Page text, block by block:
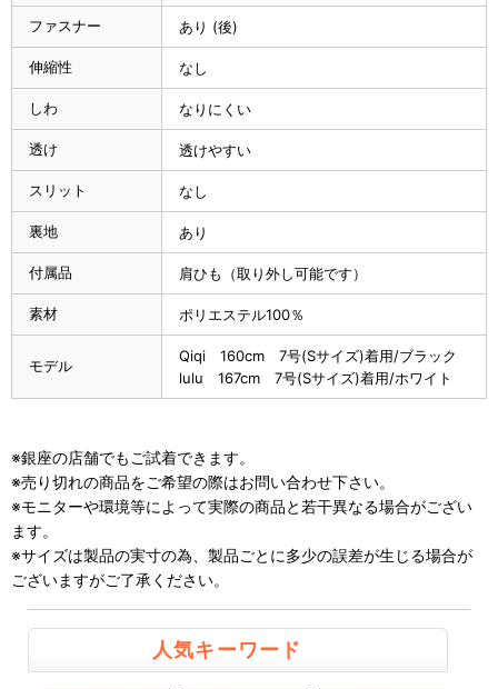
ファスナー あり (後)
伸縮性 なし
しわ なりにくい
透け 透けやすい
スリット なし
裏地 あり
付属品 肩ひも（取り外し可能です）
素材 ポリエステル100％
モデル
Qiqi 160cm 7号(Sサイズ)着用/ブラック
lulu 167cm 7号(Sサイズ)着用/ホワイト
※銀座の店舗でもご試着できます。
※売り切れの商品をご希望の際はお問い合わせ下さい。
※モニターや環境等によって実際の商品と若干異なる場合がござい
ます。
※サイズは製品の実寸の為、製品ごとに多少の誤差が生じる場合が
ございますがご了承ください。
人気キーワード